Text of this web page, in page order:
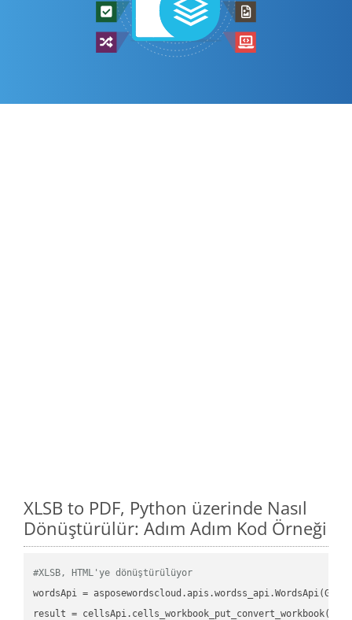
XLSB to PDF, Python üzerinde Nasıl
Dönüştürülür: Adım Adım Kod Örneği
#XLSB, HTML'ye dönüştürülüyor
wordsApi =
result =